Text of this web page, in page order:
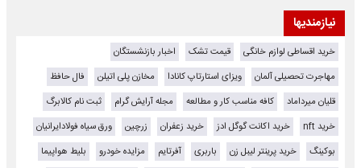
نیازمندیها
خرید اقساطی لوازم خانگی قیمت تشک
اخبار بازنشستگان
مهاجرت تحصیلی آلمان
ویزای استارتاپ کانادا مخازن پلی اتیلن
فال حافظ
قلیان میرداماد
کافه مناسب کار و مطالعه مجله آرایش گرام
ثبت نام کالابرگ
خرید nft
خرید اکانت گوگل ادز خرید زعفران زرچین
ورق سیاه فولادایرانیان
بوکینگ
خرید پرینتر لیبل زن باربری آفرتایم مزایده خودرو
بلیط هواپیما